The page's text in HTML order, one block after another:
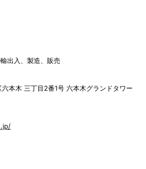
出入、製造、販売
本木 三丁目2番1号 六本木グランドタワー